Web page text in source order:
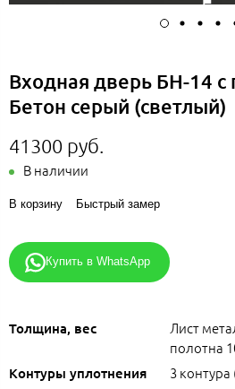
Входная дверь БН-14
Бетон серый (светлый)
41300 руб.
В наличии
В корзину Быстрый замер
Купить в WhatsApp
Толщина, вес
Лист
полотна
Контуры уплотнения
3